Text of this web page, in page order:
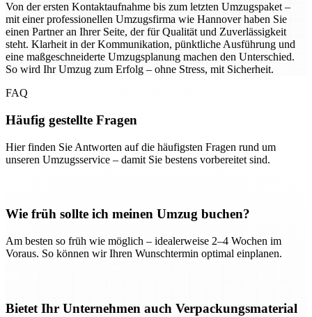
Von der ersten Kontaktaufnahme bis zum letzten Umzugspaket –
mit einer professionellen Umzugsfirma wie Hannover haben Sie
einen Partner an Ihrer Seite, der für Qualität und Zuverlässigkeit
steht. Klarheit in der Kommunikation, pünktliche Ausführung und
eine maßgeschneiderte Umzugsplanung machen den Unterschied.
So wird Ihr Umzug zum Erfolg – ohne Stress, mit Sicherheit.
FAQ
Häufig gestellte Fragen
Hier finden Sie Antworten auf die häufigsten Fragen rund um
unseren Umzugsservice – damit Sie bestens vorbereitet sind.
Wie früh sollte ich meinen Umzug buchen?
Am besten so früh wie möglich – idealerweise 2–4 Wochen im
Voraus. So können wir Ihren Wunschtermin optimal einplanen.
Bietet Ihr Unternehmen auch Verpackungsmaterial